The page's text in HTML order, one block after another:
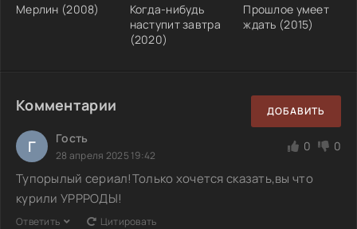
Мерлин (2008)
Когда-нибудь
наступит завтра
(2020)
Прошлое умеет
ждать (2015)
Комментарии ДОБАВИТЬ
Г Гость
28 апреля 2025 19:42
0 0
Тупорылый сериал!Только хочется сказать,вы что
курили УРРРОДЫ!
Ответить Цитировать